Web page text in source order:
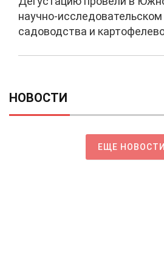
научно-исследовательском
садоводства и
НОВОСТИ
ЕЩЕ НОВОСТИ